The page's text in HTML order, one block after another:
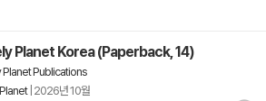
Planet Korea (Paperback, 14)
Publications
| 2026년 10월